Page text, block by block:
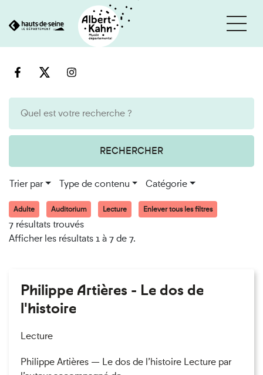
au
RECHERCHER
Trier par Type de contenu Catégorie
Adulte Auditorium Lecture Enlever tous les filtres
7 résultats trouvés
Afficher les résultats 1 à 7 de 7.
Philippe Artières - Le dos de
l'histoire
Lecture
Philippe Artières — Le dos de l’histoire Lecture par
Cookies et traceurs utilisés sur ce site